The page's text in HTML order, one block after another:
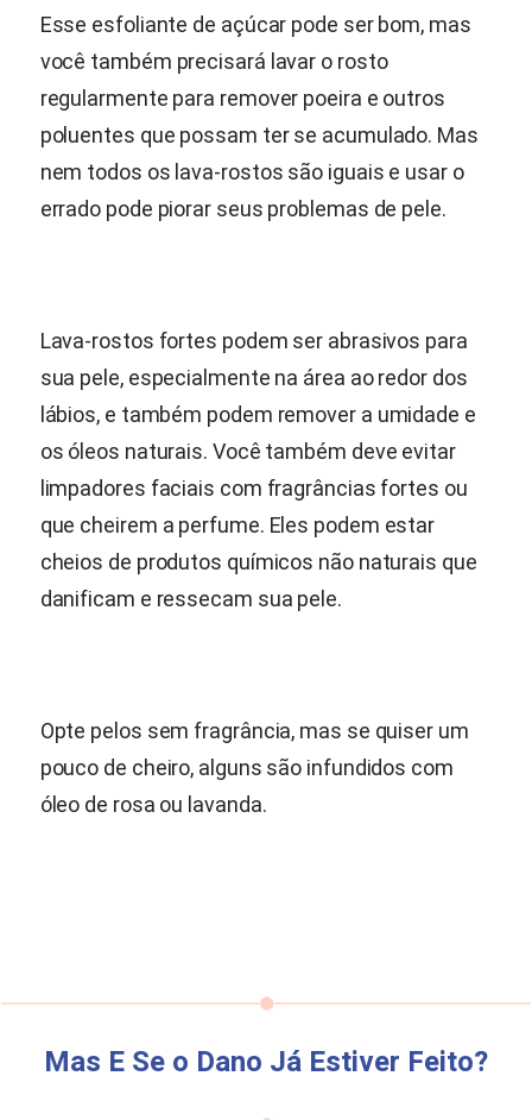
Esse esfoliante de açúcar pode ser bom, mas
você também precisará lavar o rosto
regularmente para remover poeira e outros
poluentes que possam ter se acumulado. Mas
nem todos os lava-rostos são iguais e usar o
errado pode piorar seus problemas de pele.
Lava-rostos fortes podem ser abrasivos para
sua pele, especialmente na área ao redor dos
lábios, e também podem remover a umidade e
os óleos naturais. Você também deve evitar
limpadores faciais com fragrâncias fortes ou
que cheirem a perfume. Eles podem estar
cheios de produtos químicos não naturais que
danificam e ressecam sua pele.
Opte pelos sem fragrância, mas se quiser um
pouco de cheiro, alguns são infundidos com
óleo de rosa ou lavanda.
Mas E Se o Dano Já Estiver Feito?